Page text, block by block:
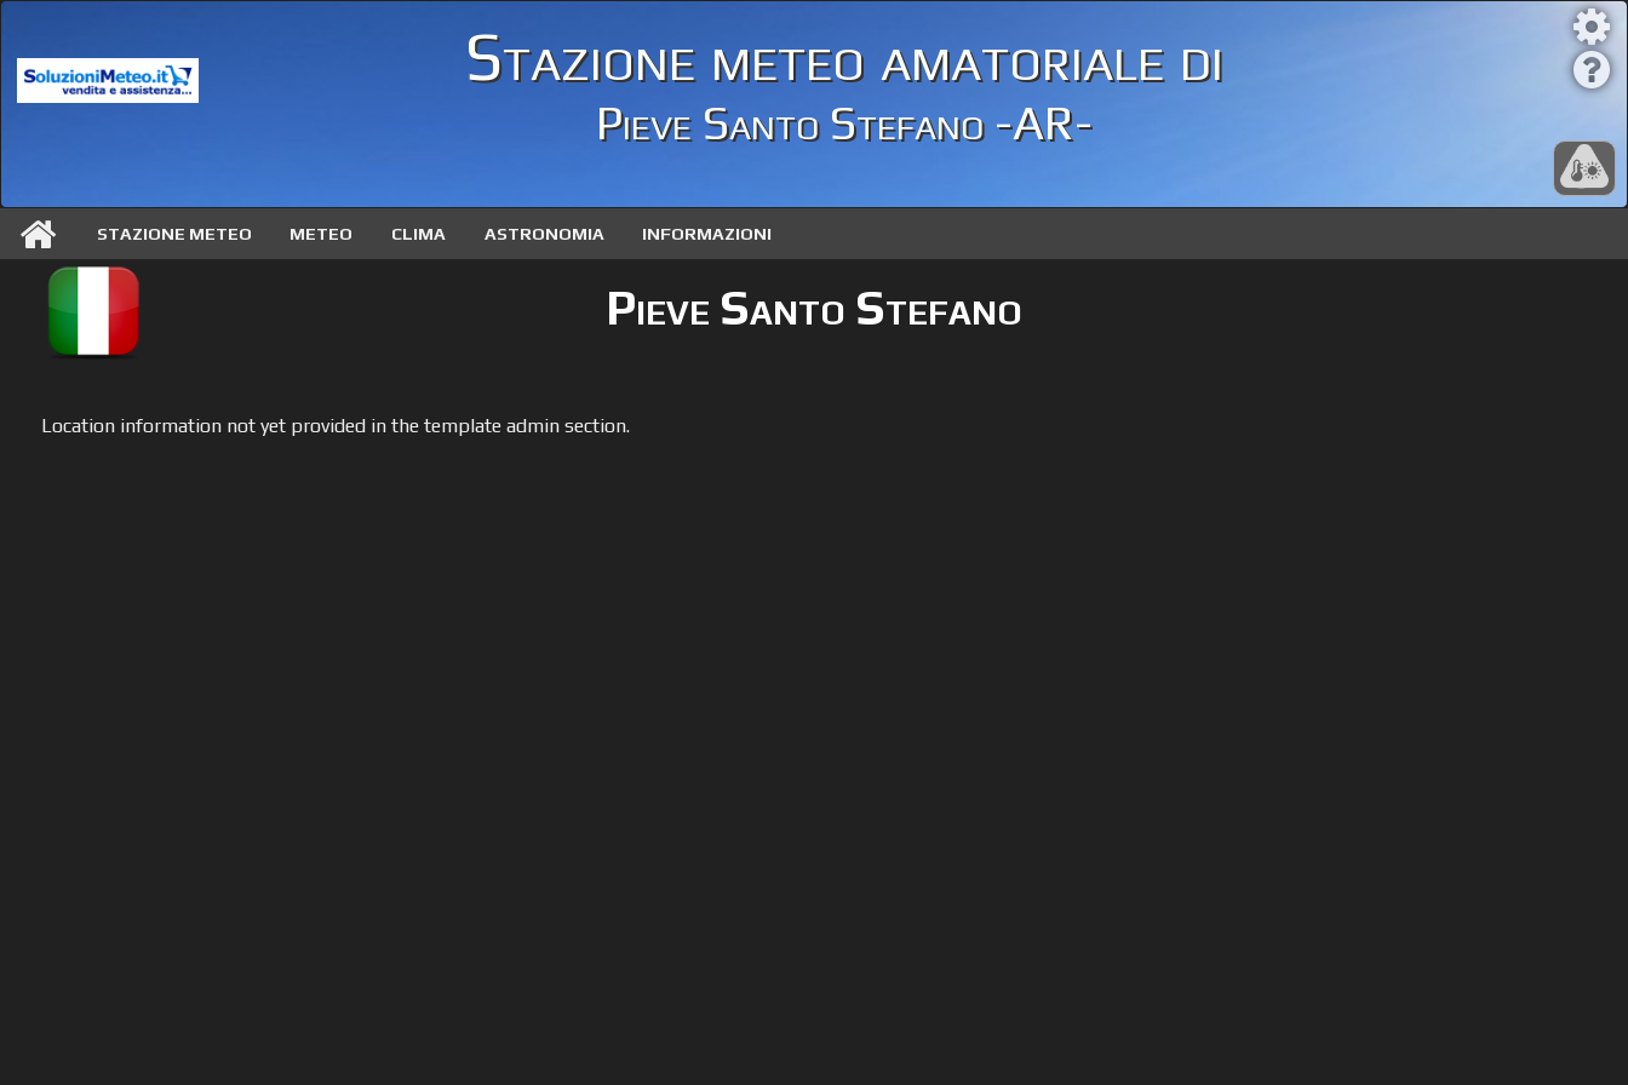
Stazione meteo amatoriale di
Pieve Santo Stefano -AR-
STAZIONE METEO METEO CLIMA ASTRONOMIA INFORMAZIONI
Pieve Santo Stefano
Location information not yet provided in the template admin section.